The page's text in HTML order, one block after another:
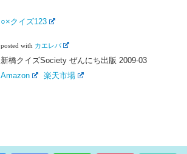
○×クイズ123
posted with カエレバ
新橋クイズSociety ぜんにち出版 2009-03
Amazon
楽天市場